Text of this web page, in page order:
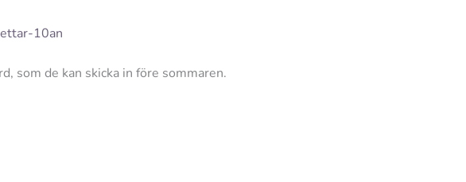
10an
som de kan skicka in före sommaren.